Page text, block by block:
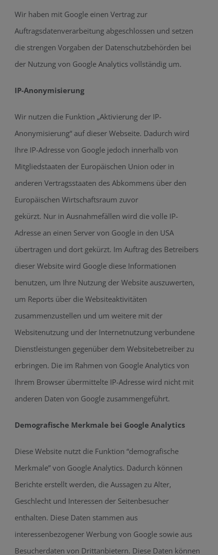
Wir haben mit Google einen Vertrag zur
Auftragsdatenverarbeitung abgeschlossen und setzen
die strengen Vorgaben der Datenschutzbehörden bei
der Nutzung von Google Analytics vollständig um.
IP-Anonymisierung
Wir nutzen die Funktion „Aktivierung der IP-
Anonymisierung“ auf dieser Webseite. Dadurch wird
Ihre IP-Adresse von Google jedoch innerhalb von
Mitgliedstaaten der Europäischen Union oder in
anderen Vertragsstaaten des Abkommens über den
Europäischen Wirtschaftsraum zuvor
gekürzt. Nur in Ausnahmefällen wird die volle IP-
Adresse an einen Server von Google in den USA
übertragen und dort gekürzt. Im Auftrag des Betreibers
dieser Website wird Google diese Informationen
benutzen, um Ihre Nutzung der Website auszuwerten,
um Reports über die Websiteaktivitäten
zusammenzustellen und um weitere mit der
Websitenutzung und der Internetnutzung verbundene
Dienstleistungen gegenüber dem Websitebetreiber zu
erbringen. Die im Rahmen von Google Analytics von
Ihrem Browser übermittelte IP-Adresse wird nicht mit
anderen Daten von Google zusammengeführt.
Demografische Merkmale bei Google Analytics
Diese Website nutzt die Funktion “demografische
Merkmale” von Google Analytics. Dadurch können
Berichte erstellt werden, die Aussagen zu Alter,
Geschlecht und Interessen der Seitenbesucher
enthalten. Diese Daten stammen aus
interessenbezogener Werbung von Google sowie aus
Besucherdaten von Drittanbietern. Diese Daten können